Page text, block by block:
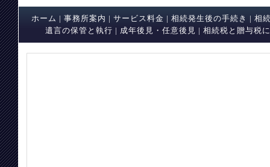
ホーム | 事務所案内 | サービス料金 | 相続発生後の手続き | 相
遺言の保管と執行 | 成年後見・任意後見 | 相続税と贈与税